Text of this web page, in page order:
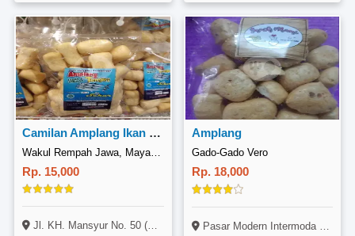
Camilan Amplang Ikan Tengiri
Wakul Rempah Jawa, Mayangan
Rp. 15,000
Jl. KH. Mansyur No. 50 (Timur Stasiun Kereta Api), Mayangan, Probolinggo
Amplang
Gado-Gado Vero
Rp. 18,000
Pasar Modern Intermoda Food Plaza Lantai Dasar Blok A1 No 18